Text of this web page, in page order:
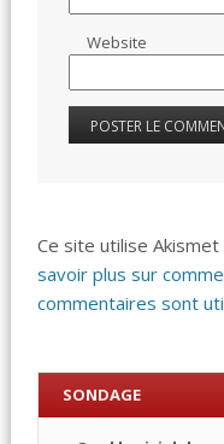
Website
Ce site utilise
savoir plus sur
commentaires sont
SONDAGE